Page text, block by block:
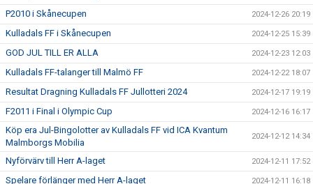
P2010 i Skånecupen 2024-12-26 20:19
Kulladals FF i Skånecupen 2024-12-25 15:39
GOD JUL TILL ER ALLA 2024-12-23 12:03
Kulladals FF-talanger till Malmö FF 2024-12-22 18:07
Resultat Dragning Kulladals FF Jullotteri 2024 2024-12-17 19:19
F2011 i Final i Olympic Cup 2024-12-16 16:17
Köp era Jul-Bingolotter av Kulladals FF vid ICA Kvantum
Malmborgs Mobilia
2024-12-12 14:34
Nyförvärv till Herr A-laget 2024-12-11 17:52
Spelare förlänger med Herr A-laget 2024-12-11 16:18